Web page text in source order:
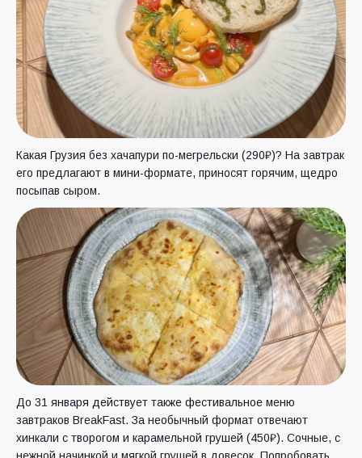
Какая Грузия без хачапури по-мегрельски (290₽)? На завтрак
его предлагают в мини-формате, приносят горячим, щедро
посыпав сыром.
До 31 января действует также фестивальное меню
завтраков BreakFast. За необычный формат отвечают
хинкали с творогом и карамельной грушей (450₽). Сочные, с